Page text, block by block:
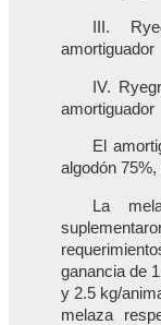
III.
amortiguador
IV.
amortiguador
El
algodón
La
ganancia de
y 2.5 kg/
melaza